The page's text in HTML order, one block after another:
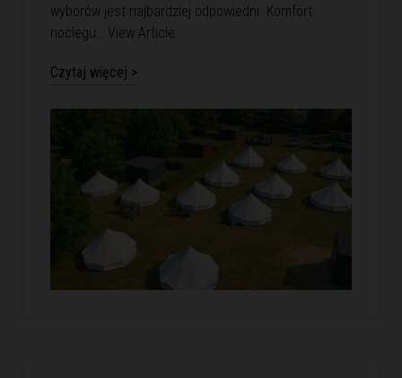
wyborów jest najbardziej odpowiedni. Komfort
noclegu… View Article
Czytaj więcej >